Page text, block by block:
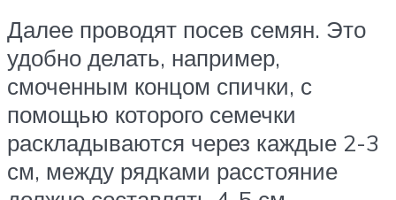
Далее проводят посев семян. Это
удобно делать, например,
смоченным концом спички, с
помощью которого семечки
раскладываются через каждые 2-3
см, между рядками расстояние